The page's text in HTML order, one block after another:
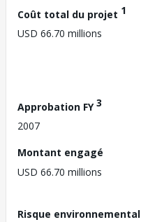
Coût total du projet 1
USD 66.70 millions
Approbation FY3
2007
Montant engagé
USD 66.70 millions
Risque environnemental